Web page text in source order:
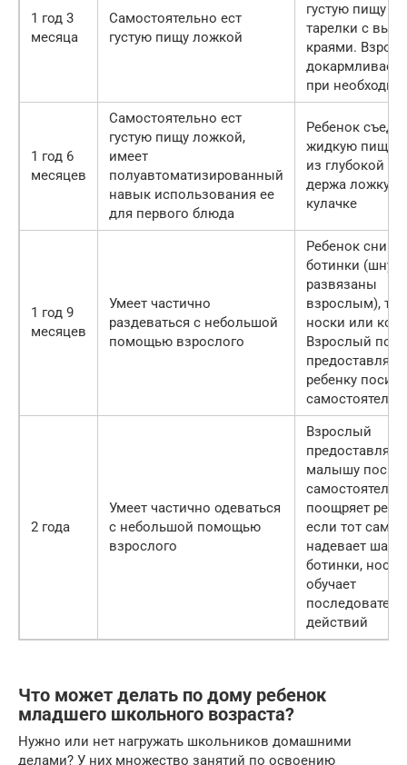
1 год 3
месяца
Самостоятельно ест
густую пищу ложкой
густую пищу из
тарелки с
краями.
докармливает
при
1 год 6
месяцев
Самостоятельно ест
густую пищу ложкой,
имеет
полуавтоматизированный
навык использования ее
для первого блюда
Ребенок
жидкую пищу
из глубокой
держа ложку в
кулачке
1 год 9
месяцев
Умеет частично
раздеваться с небольшой
помощью взрослого
Ребенок
ботинки
развязаны
взрослым),
носки или
Взрослый
предоставляя
ребенку
2 года
Умеет частично одеваться
с небольшой помощью
взрослого
Взрослый
предоставляет
малышу
поощряет
если тот сам
надевает
ботинки, носки;
обучает
действий
Что может делать по дому ребенок
младшего школьного возраста?
Нужно или нет нагружать школьников домашними
делами? У них множество занятий по освоению